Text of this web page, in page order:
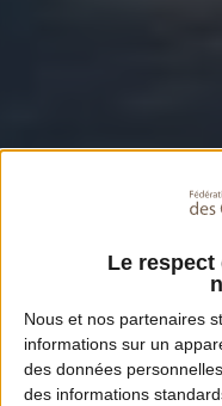
Le respect
Nous et nos partenaires
informations sur un
des données
des informations